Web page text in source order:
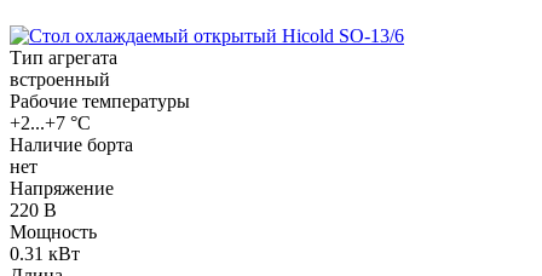
Тип агрегата
встроенный
Рабочие температуры
+2...+7 °C
Наличие борта
нет
Напряжение
220 В
Мощность
0.31 кВт